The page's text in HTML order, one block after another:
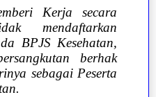
Kerja secara
mendaftarkan
BPJS Kesehatan,
berhak
sebagai Peserta